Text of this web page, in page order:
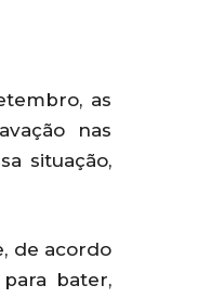
as
nas
situação,
de acordo
bater,